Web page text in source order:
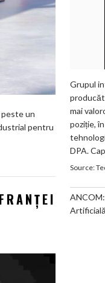
un
pentru
Grupul
mai
poziție,
DPA.
Source: